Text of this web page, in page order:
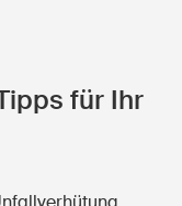
für Ihr